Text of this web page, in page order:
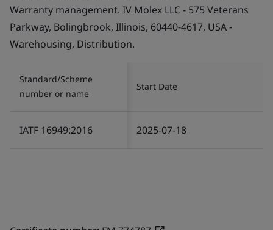
Warranty management. IV Molex LLC - 575 Veterans
Parkway, Bolingbrook, Illinois, 60440-4617, USA -
Warehousing, Distribution.
Standard/Scheme
number or name
Start Date
IATF 16949:2016 2025-07-18